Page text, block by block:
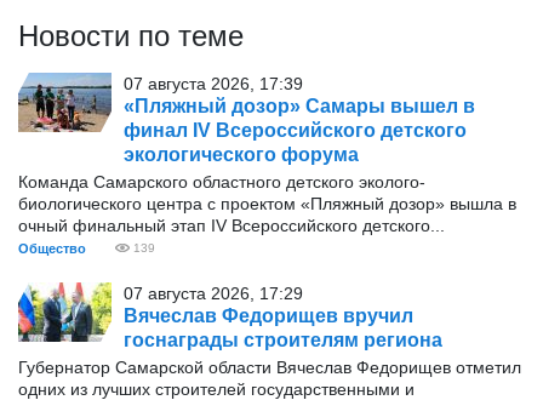
Новости по теме
07 августа 2026, 17:39
«Пляжный дозор» Самары вышел в
финал IV Всероссийского детского
экологического форума
Команда Самарского областного детского эколого-
биологического центра с проектом «Пляжный дозор» вышла в
очный финальный этап IV Всероссийского детского...
Общество 139
07 августа 2026, 17:29
Вячеслав Федорищев вручил
госнаграды строителям региона
Губернатор Самарской области Вячеслав Федорищев отметил
одних из лучших строителей государственными и